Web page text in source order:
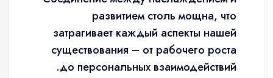
развитием столь мощна, что
затрагивает каждый аспекты нашей
существования – от рабочего роста
до персональных взаимодействий.